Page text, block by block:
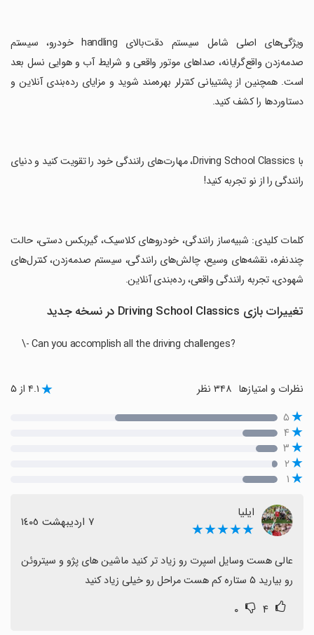
‏ویژگی‌های اصلی شامل سیستم دقت‌بالای handling خودرو، سیستم
صدمه‌زدن واقع‌گرایانه، صداهای موتور واقعی و شرایط آب و هوایی نسل بعد
است. همچنین از پشتیبانی کنترلر بهره‌مند شوید و مزایای رده‌بندی آنلاین و
دستاوردها را کشف کنید.
‏با Driving School Classics، مهارت‌های رانندگی خود را تقویت کنید و دنیای
رانندگی را از نو تجربه کنید!
‏کلمات کلیدی: شبیه‌ساز رانندگی، خودروهای کلاسیک، گیربکس دستی، حالت
چندنفره، نقشه‌های وسیع، چالش‌های رانندگی، سیستم صدمه‌زدن، کنترل‌های
شهودی، تجربه رانندگی واقعی، رده‌بندی آنلاین.
تغییرات بازی Driving School Classics در نسخه جدید
\- Can you accomplish all the driving challenges?
نظرات و امتیازها ۴.۱ از ۵
۵
۴
۳
۲
۱
ایلیا
★★★★★ ٧ اردیبهشت ١٤٠٥
رو بیارید ۵ ستاره کم هست مراحل رو خیلی زیاد کنید
۴ ۰